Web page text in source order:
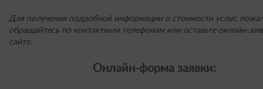
Для получения подробной информации о стоимости услуг,
обращайтесь по контактным телефонам или оставьте онлайн-
сайте.
Онлайн-форма заявки: